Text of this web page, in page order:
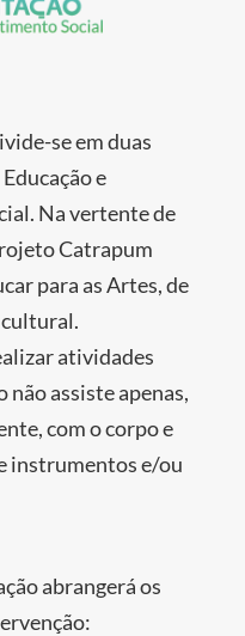
se em duas
e
Na vertente de
Catrapum
para as Artes, de
atividades
assiste apenas,
com o corpo e
instrumentos e/ou
abrangerá os